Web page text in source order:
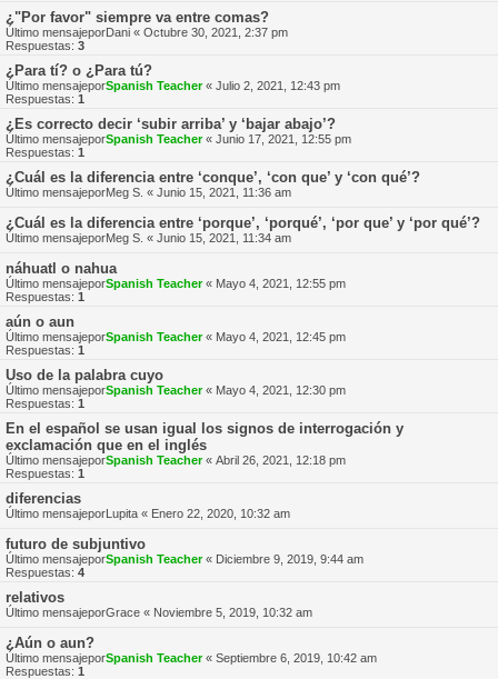
¿"Por favor" siempre va entre comas?
Último mensajeporDani « Octubre 30, 2021, 2:37 pm
Respuestas: 3
¿Para tí? o ¿Para tú?
Último mensajeporSpanish Teacher« Julio 2, 2021, 12:43 pm
Respuestas: 1
¿Es correcto decir ‘subir arriba’ y ‘bajar abajo’?
Último mensajeporSpanish Teacher« Junio 17, 2021, 12:55 pm
Respuestas: 1
¿Cuál es la diferencia entre ‘conque’, ‘con que’ y ‘con qué’?
Último mensajeporMeg S. « Junio 15, 2021, 11:36 am
¿Cuál es la diferencia entre ‘porque’, ‘porqué’, ‘por que’ y ‘por qué’?
Último mensajeporMeg S. « Junio 15, 2021, 11:34 am
náhuatl o nahua
Último mensajeporSpanish Teacher« Mayo 4, 2021, 12:55 pm
Respuestas: 1
aún o aun
Último mensajeporSpanish Teacher« Mayo 4, 2021, 12:45 pm
Respuestas: 1
Uso de la palabra cuyo
Último mensajeporSpanish Teacher« Mayo 4, 2021, 12:30 pm
Respuestas: 1
En el español se usan igual los signos de interrogación y
exclamación que en el inglés
Último mensajeporSpanish Teacher« Abril 26, 2021, 12:18 pm
Respuestas: 1
diferencias
Último mensajeporLupita « Enero 22, 2020, 10:32 am
futuro de subjuntivo
Último mensajeporSpanish Teacher« Diciembre 9, 2019, 9:44 am
Respuestas: 4
relativos
Último mensajeporGrace « Noviembre 5, 2019, 10:32 am
¿Aún o aun?
Último mensajeporSpanish Teacher« Septiembre 6, 2019, 10:42 am
Respuestas: 1